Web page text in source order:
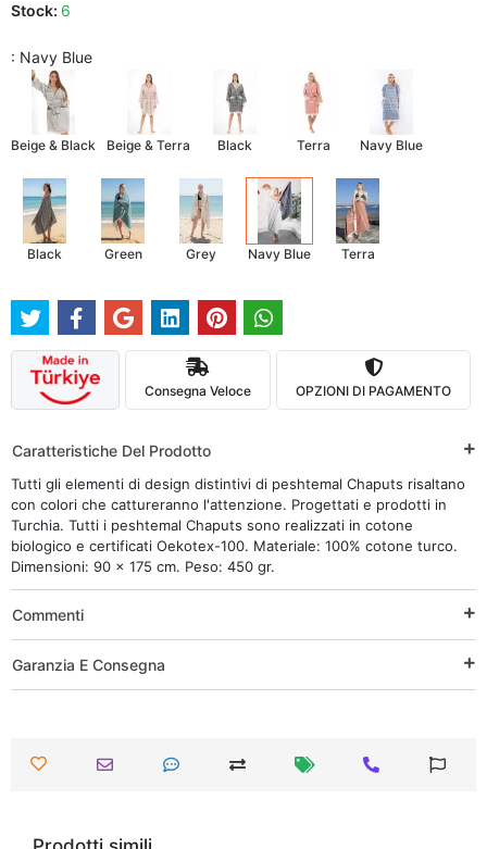
Stock: 6
: Navy Blue
Beige & Black Beige & Terra Black Terra Navy Blue
Black Green Grey Navy Blue Terra
Consegna Veloce OPZIONI DI PAGAMENTO
Caratteristiche Del Prodotto
Tutti gli elementi di design distintivi di peshtemal Chaputs risaltano
con colori che cattureranno l'attenzione. Progettati e prodotti in
Turchia. Tutti i peshtemal Chaputs sono realizzati in cotone
biologico e certificati Oekotex-100. Materiale: 100% cotone turco.
Dimensioni: 90 x 175 cm. Peso: 450 gr.
Commenti
Garanzia E Consegna